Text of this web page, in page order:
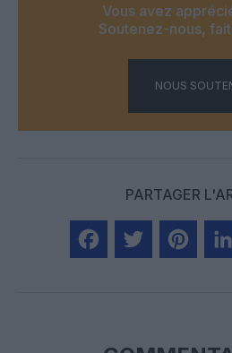
Vous avez
Soutenez-nous,
NOUS
PARTAGER